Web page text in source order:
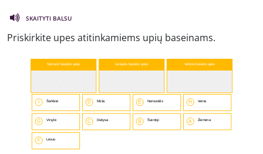
SKAITYTI BALSU
Priskirkite upes atitinkamiems upių baseinams.